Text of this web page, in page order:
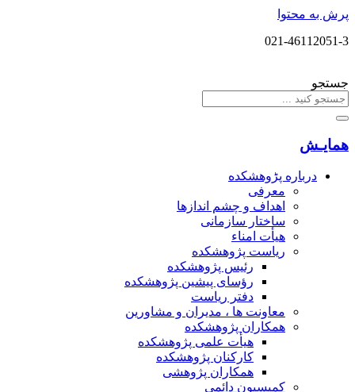
پرش به محتوا
021-46112051-3
جستجو
همایـش
درباره پڑوهشکده
معرفی
اهداف و چشم اندازها
ساختار سازمانی
هیأت امناء
ریاست پژوهشکده
رئیس پژوهشکده
رؤسای پیشین پژوهشکده
دفتر ریاست
معاونت ها ، مدیران و مشاورین
همکاران پژوهشکده
هیأت علمی پژوهشکده
کارکنان پژوهشکده
همکاران پژوهشی
کمیسیون دائمی